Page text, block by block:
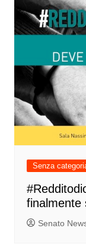
Senza
finalmente
Senato